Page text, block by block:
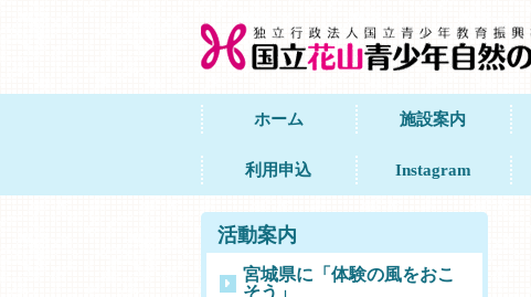
ホーム 施設案内
利用申込 Instagram
活動案内
宮城県に「体験の風をおこ
そう」